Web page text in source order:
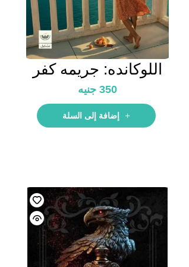
اللوكانده: جريمه كفر
المشمش
350 جنيه
إضافة إلى السلة